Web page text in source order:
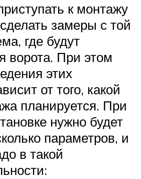
к монтажу
замеры с той
где будут
ворота. При этом
этих
от того, какой
планируется. При
нужно будет
параметров, и
в такой